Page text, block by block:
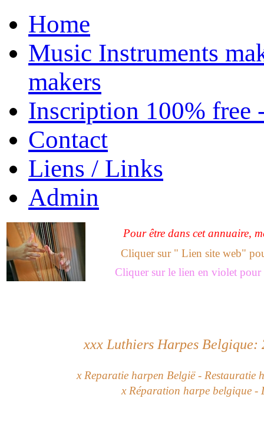
Home
Music Instruments
makers
Inscription 100% free
Contact
Liens / Links
Admin
Pour être dans cet annuaire,
Cliquer sur " Lien site web"
Cliquer sur le lien en violet pour
xxx Luthiers Harpes
x Reparatie harpen België - Restauratie
x Réparation harpe belgique -